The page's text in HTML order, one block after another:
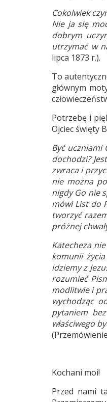
Cokolwiek
Nie ja się
dobrym
utrzymać w
lipca 1873 r.).
To
głównym
Potrzebę i
Ojciec święty
Być uczniami
dochodzi?
zwraca i
nie można
nigdy Go nie
mówi List do
tworzyć
próżnej
Katecheza
komunii
idziemy z
rozumieć
modlitwie i
wychodząc
pytaniem
właściwego
Kochani moi!
Przed nami